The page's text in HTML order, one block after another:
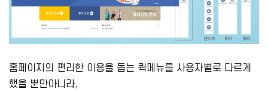
홈페이지의 편리한 이용을 돕는 퀵메뉴를 사용자별로 다르게
했을 뿐만아니라,